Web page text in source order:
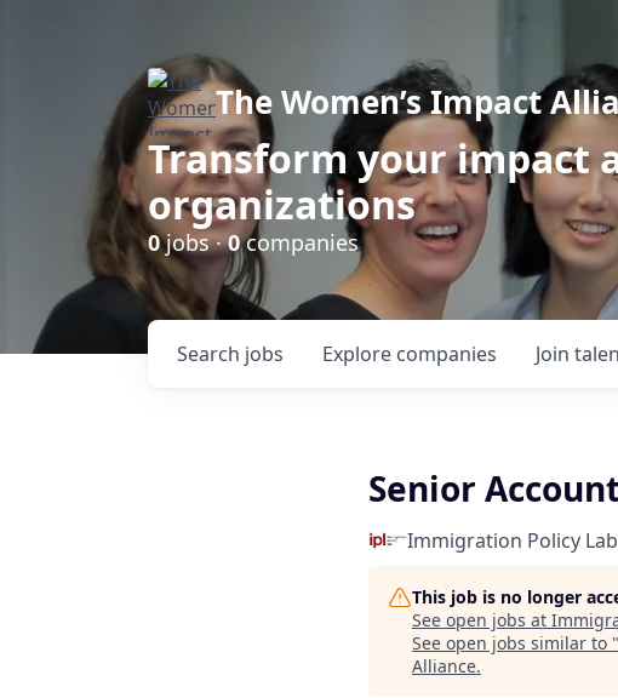
The Women’s Impact
Transform your impact
organizations
0jobs ·0companies
Search jobs Explore companies Join
Senior
Immigration Policy Lab
This job is no longer
See open jobs at
See open jobs similar to "
Alliance.